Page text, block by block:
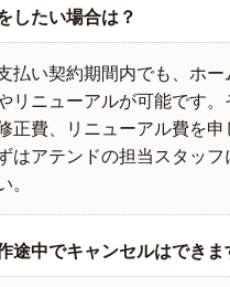
したい場合は？
払い契約期間内でも、ホー
リニューアルが可能です。
正費、リニューアル費を申
はアテンドの担当スタッ
。
途中でキャンセルはできま